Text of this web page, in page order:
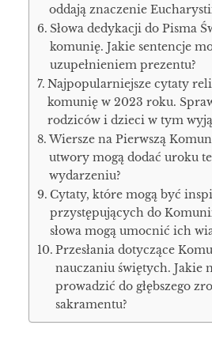
oddają znaczenie
Słowa dedykacji do Pisma
komunię. Jakie sentencje
uzupełnieniem prezentu?
Najpopularniejsze cytaty
komunię w 2023 roku.
rodziców i dzieci w tym
Wiersze na Pierwszą
utwory mogą dodać uroku
wydarzeniu?
Cytaty, które mogą być
przystępujących do
słowa mogą umocnić ich
Przesłania dotyczące
nauczaniu świętych. Jakie
prowadzić do głębszego
sakramentu?